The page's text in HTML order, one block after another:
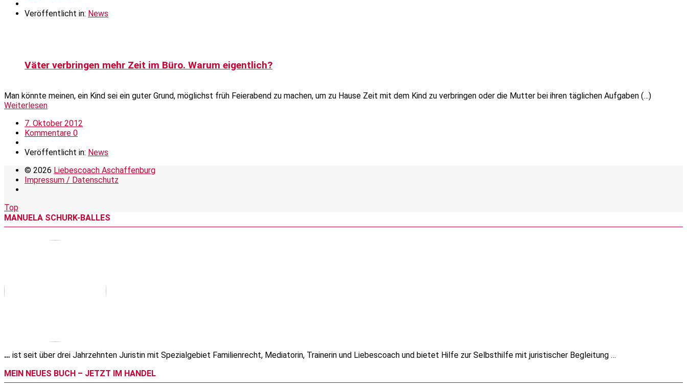
Veröffentlicht in: News
Väter verbringen mehr Zeit im Büro. Warum eigentlich?
Man könnte meinen, ein Kind sei ein guter Grund, möglichst früh Feierabend zu machen, um zu Hause Zeit mit dem Kind zu verbringen oder die Mutter bei ihren täglichen Aufgaben (…)
Weiterlesen
7. Oktober 2012
Kommentare 0
Veröffentlicht in: News
© 2026 Liebescoach Aschaffenburg
Impressum / Datenschutz
Top
MANUELA SCHURK-BALLES
… ist seit über drei Jahrzehnten Juristin mit Spezialgebiet Familienrecht, Mediatorin, Trainerin und Liebescoach und bietet Hilfe zur Selbsthilfe mit juristischer Begleitung …
MEIN NEUES BUCH – JETZT IM HANDEL